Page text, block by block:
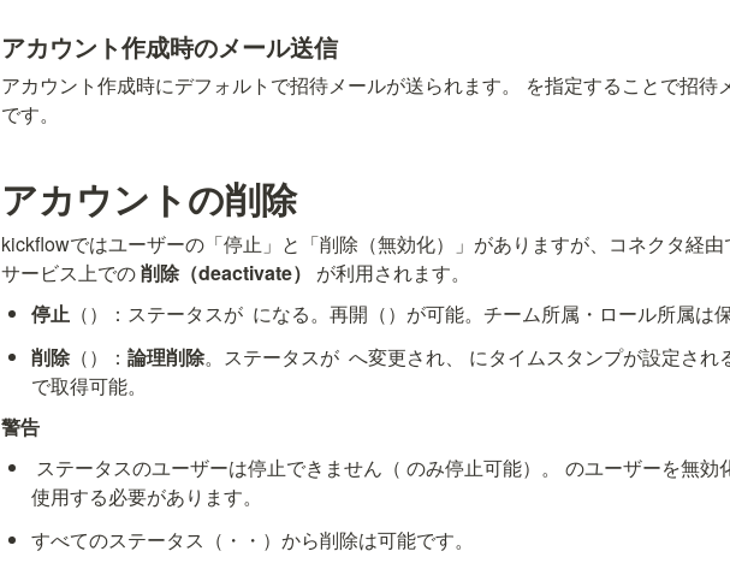
アカウント作成時のメール送信
アカウント作成時にデフォルトで招待メールが送られます。
を指定することで招待
です。
アカウントの削除
kickflowではユーザーの「停止」と「削除（無効化）」がありますが、コネクタ経
サービス上での 削除（deactivate）
が利用されます。
停止 （）：ステータスが になる。再開（）が可能。チーム所属・ロール所属は
削除（）：論理削除。ステータスが へ変更され、
にタイムスタンプが設定され
で取得可能。
警告
ステータスのユーザーは停止できません（ のみ停止可能）。 のユーザーを無効
使用する必要があります。
すべてのステータス（ ・ ・ ）から削除は可能です。